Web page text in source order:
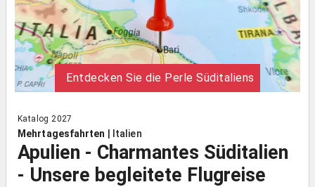
Entdecken Sie die Perle Süditaliens
Katalog 2027
Mehrtagesfahrten Italien
Apulien - Charmantes Süditalien
- Unsere begleitete Flugreise